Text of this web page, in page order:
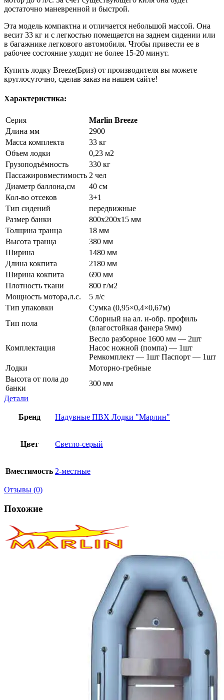
достаточно маневренной и быстрой.
Эта модель компактна и отличается небольшой массой. Она
весит 33 кг и с легкостью помещается на заднем сидении или
в багажнике легкового автомобиля. Чтобы привести ее в
рабочее состояние уходит не более 15-20 минут.
Купить лодку Breeze(Бриз) от производителя вы можете
круглосуточно, сделав заказ на нашем сайте!
Характеристика:
Серия
Marlin Breeze
Длина мм
2900
Масса комплекта
33 кг
Объем лодки
0,23 м2
Грузоподъёмность
330 кг
Пассажировместимость 2 чел
Диаметр баллона,см
40 см
Кол-во отсеков
3+1
Тип сидений
передвижные
Размер банки
800x200x15 мм
Толщина транца
18 мм
Высота транца
380 мм
Ширина
1480 мм
Длина кокпита
2180 мм
Ширина кокпита
690 мм
Плотность ткани
800 г/м2
Мощность мотора,л.с.
5 л/с
Тип упаковки
Сумка (0,95×0,4×0,67м)
Тип пола
Сборный на ал. н-обр. профиль
(влагостойкая фанера 9мм)
Комплектация
Весло разборное 1600 мм — 2шт
Насос ножной (помпа) — 1шт
Ремкомплект — 1шт Паспорт — 1шт
Лодки
Моторно-гребные
Высота от пола до
банки
300 мм
Детали
Бренд Надувные ПВХ Лодки "Марлин"
Цвет Светло-серый
Вместимость 2-местные
Отзывы (0)
Похожие